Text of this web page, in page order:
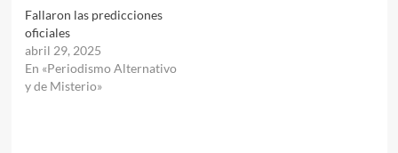
Fallaron las predicciones
oficiales
abril 29, 2025
En «Periodismo Alternativo
y de Misterio»